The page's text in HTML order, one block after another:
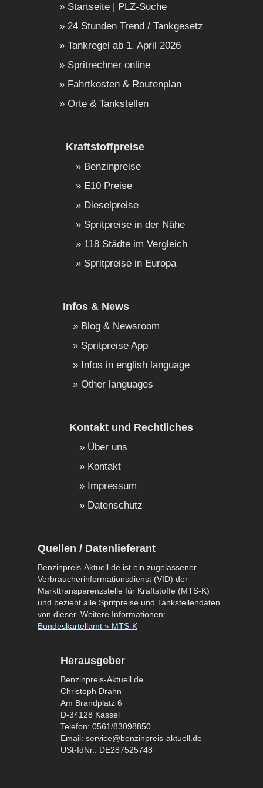
Startseite | PLZ-Suche
24 Stunden Trend / Tankgesetz
Tankregel ab 1. April 2026
Spritrechner online
Fahrtkosten & Routenplan
Orte & Tankstellen
Kraftstoffpreise
Benzinpreise
E10 Preise
Dieselpreise
Spritpreise in der Nähe
118 Städte im Vergleich
Spritpreise in Europa
Infos & News
Blog & Newsroom
Spritpreise App
Infos in english language
Other languages
Kontakt und Rechtliches
Über uns
Kontakt
Impressum
Datenschutz
Quellen / Datenlieferant
Benzinpreis-Aktuell.de ist ein zugelassener
Verbraucherinformationsdienst (VID) der
Markttransparenzstelle für Kraftstoffe (MTS-K)
und bezieht alle Spritpreise und Tankstellendaten
von dieser. Weitere Informationen:
Bundeskartellamt » MTS-K
Herausgeber
Benzinpreis-Aktuell.de
Christoph Drahn
Am Brandplatz 6
D-34128 Kassel
Telefon: 0561/83098850
Email: service@benzinpreis-aktuell.de
USt-IdNr.: DE287525748